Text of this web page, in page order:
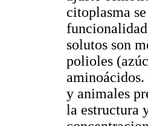
citoplasma
solutos son
polioles
aminoácidos.
y animales
la estructura